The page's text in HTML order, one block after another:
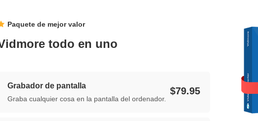
Paquete de mejor valor
todo en uno
Grabador de pantalla
Graba cualquier cosa en la pantalla del ordenador.
$79.95